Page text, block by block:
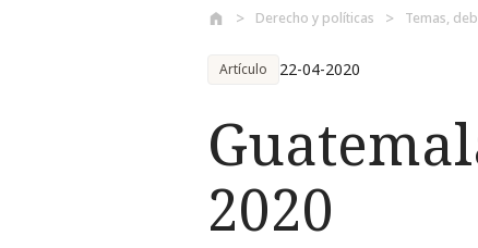
Derecho y políticas Temas,
Artículo 22-04-2020
2020